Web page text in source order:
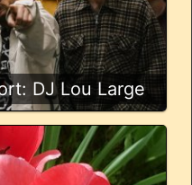
DJ Lou Large